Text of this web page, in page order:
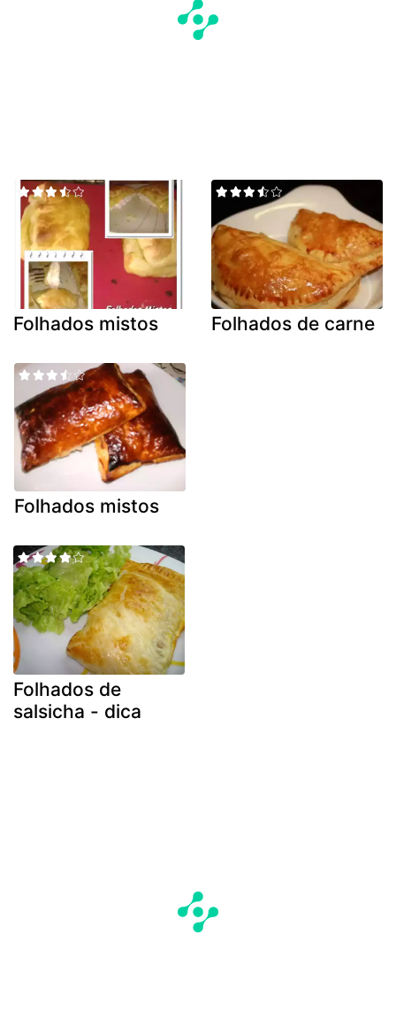
Folhados mistos Folhados de carne
Folhados mistos
Folhados de
salsicha - dica